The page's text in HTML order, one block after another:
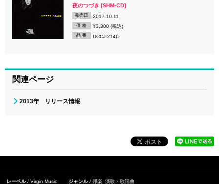
夜のつづき [SHM-CD]
発売日 2017.10.11
価 格 ¥3,300 (税込)
品 番 UCCJ-2146
関連ページ
2013年 リリース情報
レーベル Virgin Music ジャンル 邦楽, 演歌・歌謡曲